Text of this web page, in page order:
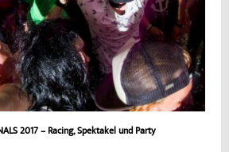
2017 – Racing, Spektakel und Party